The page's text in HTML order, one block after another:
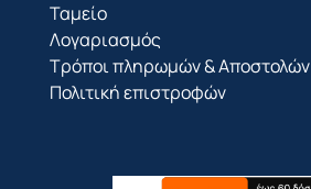
Ταμείο
Λογαριασμός
Τρόποι πληρωμών & Αποστολών
Πολιτική επιστροφών